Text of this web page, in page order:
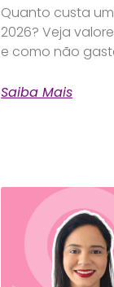
Quanto custa
2026? Veja
e como não
Saiba Mais